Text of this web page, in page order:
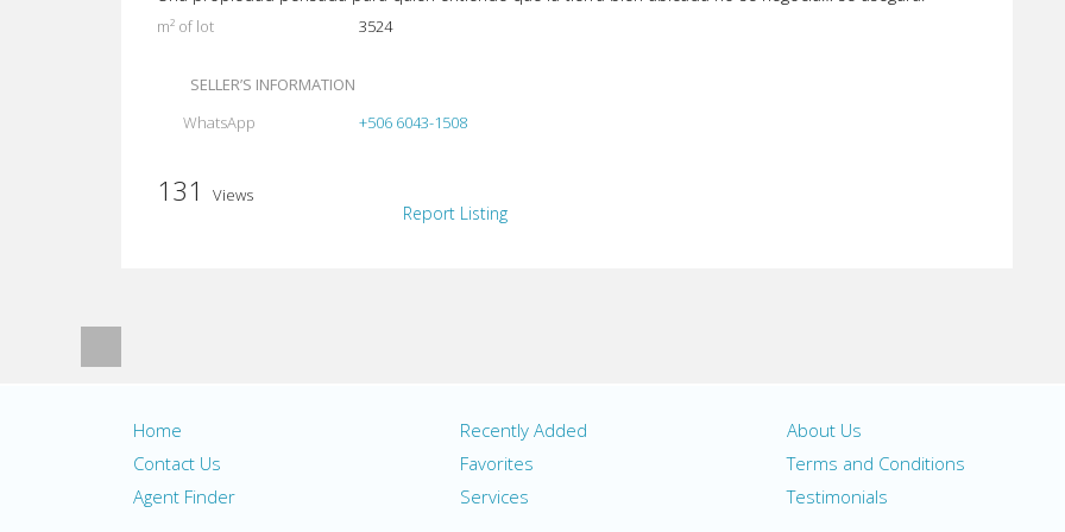
m² of lot 3524
SELLER’S INFORMATION
WhatsApp
+506 6043-1508
Report Listing
131 Views
Home Recently Added
About Us
Contact Us
Favorites
Terms and Conditions
Agent Finder
Services Testimonials